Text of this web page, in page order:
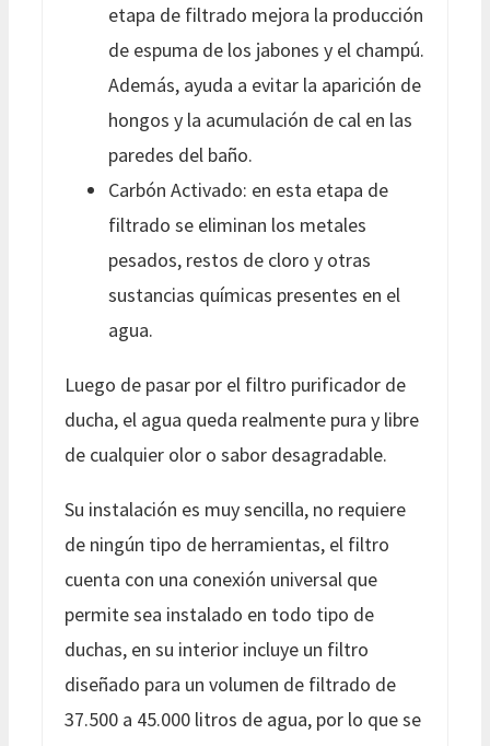
etapa de filtrado mejora la producción
de espuma de los jabones y el champú.
Además, ayuda a evitar la aparición de
hongos y la acumulación de cal en las
paredes del baño.
Carbón Activado: en esta etapa de
filtrado se eliminan los metales
pesados, restos de cloro y otras
sustancias químicas presentes en el
agua.
Luego de pasar por el filtro purificador de
ducha, el agua queda realmente pura y libre
de cualquier olor o sabor desagradable.
Su instalación es muy sencilla, no requiere
de ningún tipo de herramientas, el filtro
cuenta con una conexión universal que
permite sea instalado en todo tipo de
duchas, en su interior incluye un filtro
diseñado para un volumen de filtrado de
37.500 a 45.000 litros de agua, por lo que se